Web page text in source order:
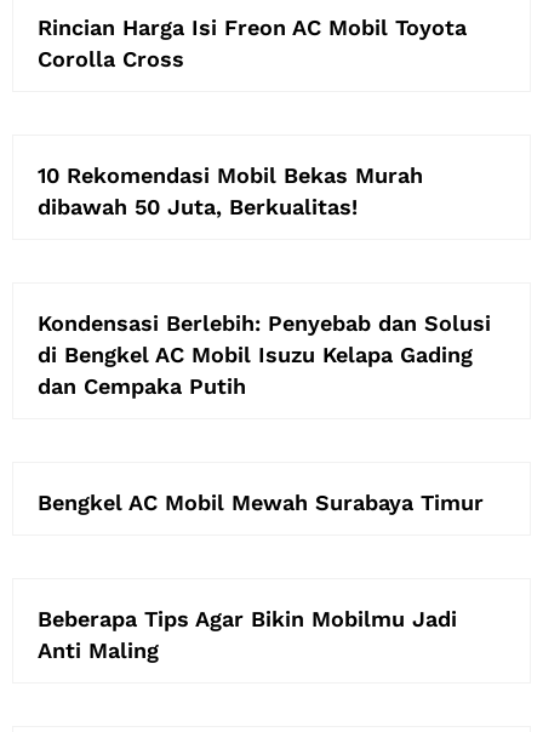
Rincian Harga Isi Freon AC Mobil Toyota
Corolla Cross
10 Rekomendasi Mobil Bekas Murah
dibawah 50 Juta, Berkualitas!
Kondensasi Berlebih: Penyebab dan Solusi
di Bengkel AC Mobil Isuzu Kelapa Gading
dan Cempaka Putih
Bengkel AC Mobil Mewah Surabaya Timur
Beberapa Tips Agar Bikin Mobilmu Jadi
Anti Maling